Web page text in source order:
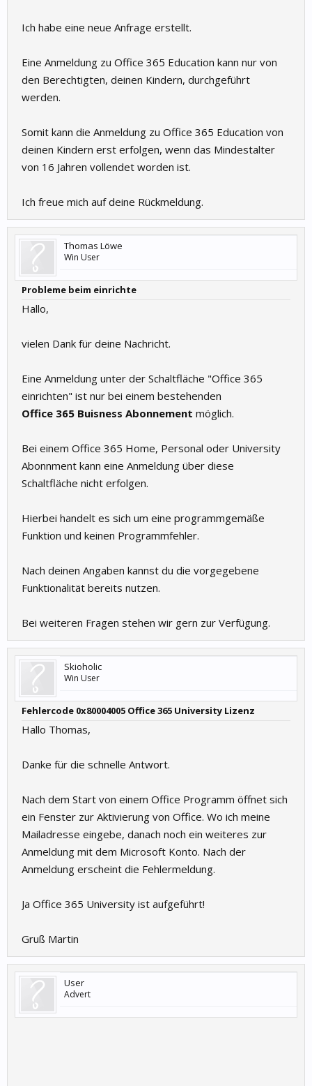
Ich habe eine neue Anfrage erstellt.
Eine Anmeldung zu Office 365 Education kann nur von
den Berechtigten, deinen Kindern, durchgeführt
werden.
Somit kann die Anmeldung zu Office 365 Education von
deinen Kindern erst erfolgen, wenn das Mindestalter
von 16 Jahren vollendet worden ist.
Ich freue mich auf deine Rückmeldung.
Thomas Löwe
Win User
Probleme beim einrichte
Hallo,
vielen Dank für deine Nachricht.
Eine Anmeldung unter der Schaltfläche "Office 365
einrichten" ist nur bei einem bestehenden
Office 365 Buisness Abonnement möglich.
Bei einem Office 365 Home, Personal oder University
Abonnment kann eine Anmeldung über diese
Schaltfläche nicht erfolgen.
Hierbei handelt es sich um eine programmgemäße
Funktion und keinen Programmfehler.
Nach deinen Angaben kannst du die vorgegebene
Funktionalität bereits nutzen.
Bei weiteren Fragen stehen wir gern zur Verfügung.
Skioholic
Win User
Fehlercode 0x80004005 Office 365 University Lizenz
Hallo Thomas,
Danke für die schnelle Antwort.
Nach dem Start von einem Office Programm öffnet sich
ein Fenster zur Aktivierung von Office. Wo ich meine
Mailadresse eingebe, danach noch ein weiteres zur
Anmeldung mit dem Microsoft Konto. Nach der
Anmeldung erscheint die Fehlermeldung.
Ja Office 365 University ist aufgeführt!
Gruß Martin
User
Advert